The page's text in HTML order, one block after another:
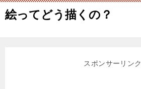
絵ってどう描くの？
スポンサーリンク